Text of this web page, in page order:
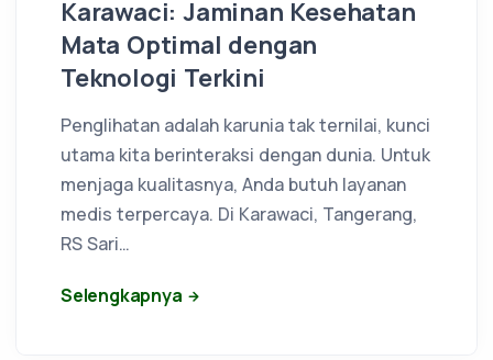
Karawaci: Jaminan Kesehatan
Mata Optimal dengan
Teknologi Terkini
Penglihatan adalah karunia tak ternilai, kunci
utama kita berinteraksi dengan dunia. Untuk
menjaga kualitasnya, Anda butuh layanan
medis terpercaya. Di Karawaci, Tangerang,
RS Sari…
Selengkapnya